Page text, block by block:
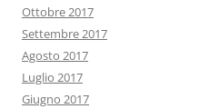
Ottobre 2017
Settembre 2017
Agosto 2017
Luglio 2017
Giugno 2017